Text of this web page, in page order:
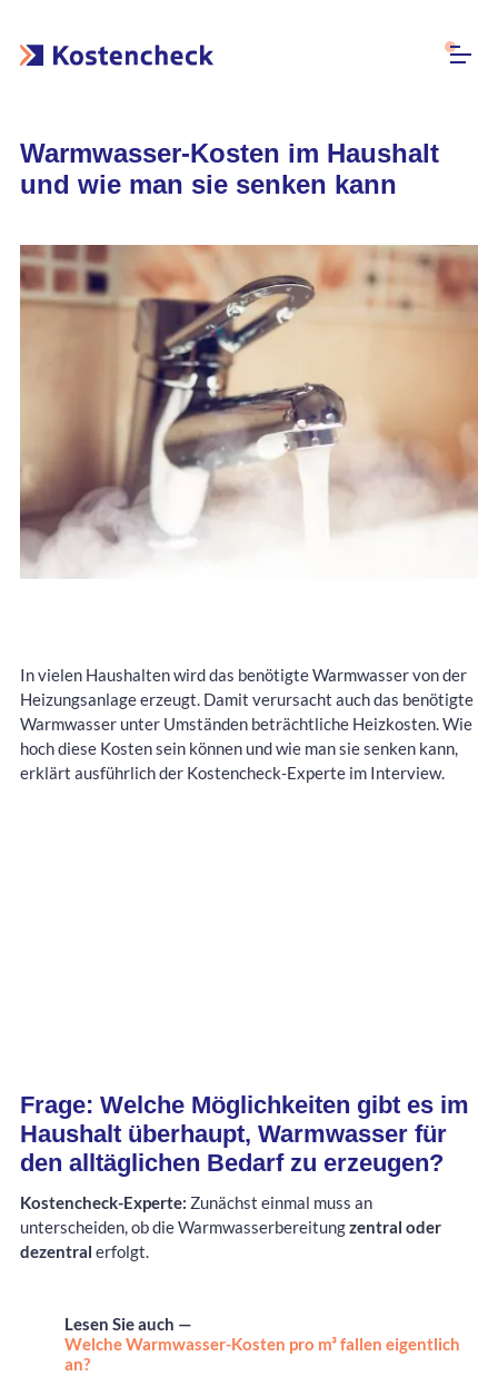
Warmwasser-Kosten im Haushalt
und wie man sie senken kann
In vielen Haushalten wird das benötigte Warmwasser von der
Heizungsanlage erzeugt. Damit verursacht auch das benötigte
Warmwasser unter Umständen beträchtliche Heizkosten. Wie
hoch diese Kosten sein können und wie man sie senken kann,
erklärt ausführlich der Kostencheck-Experte im Interview.
Frage: Welche Möglichkeiten gibt es im
Haushalt überhaupt, Warmwasser für
den alltäglichen Bedarf zu erzeugen?
Kostencheck-Experte: Zunächst einmal muss an
unterscheiden, ob die Warmwasserbereitungzentral oder
dezentral erfolgt.
Lesen Sie auch —
Welche Warmwasser-Kosten pro m³ fallen eigentlich
an?